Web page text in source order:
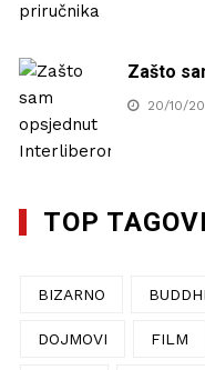
Zašto
20/10/
TOP TAGOVI
BIZARNO
DOJMOVI FILM